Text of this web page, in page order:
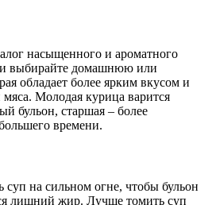
насыщенного и ароматного
выбирайте домашнюю или
обладает более ярким вкусом и
мяса. Молодая курица варится
бульон, старшая – более
времени.
суп на сильном огне, чтобы бульон
лишний жир. Лучше томить суп